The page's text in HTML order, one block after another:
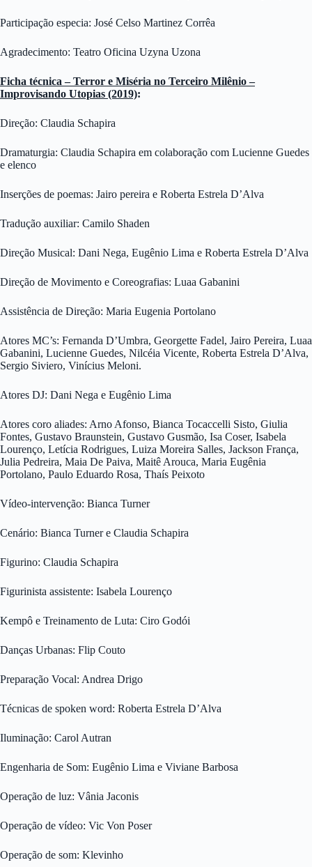
Participação especia: José Celso Martinez Corrêa
Agradecimento: Teatro Oficina Uzyna Uzona
Ficha técnica – Terror e Miséria no Terceiro Milênio –
Improvisando Utopias (2019):
Direção: Claudia Schapira
Dramaturgia: Claudia Schapira em colaboração com Lucienne Guedes
e elenco
Inserções de poemas: Jairo pereira e Roberta Estrela D’Alva
Tradução auxiliar: Camilo Shaden
Direção Musical: Dani Nega, Eugênio Lima e Roberta Estrela D’Alva
Direção de Movimento e Coreografias: Luaa Gabanini
Assistência de Direção: Maria Eugenia Portolano
Atores MC’s: Fernanda D’Umbra, Georgette Fadel, Jairo Pereira, Luaa
Gabanini, Lucienne Guedes, Nilcéia Vicente, Roberta Estrela D’Alva,
Sergio Siviero, Vinícius Meloni.
Atores DJ: Dani Nega e Eugênio Lima
Atores coro aliades: Arno Afonso, Bianca Tocaccelli Sisto, Giulia
Fontes, Gustavo Braunstein, Gustavo Gusmão, Isa Coser, Isabela
Lourenço, Letícia Rodrigues, Luiza Moreira Salles, Jackson França,
Julia Pedreira, Maia De Paiva, Maitê Arouca, Maria Eugênia
Portolano, Paulo Eduardo Rosa, Thaís Peixoto
Vídeo-intervenção: Bianca Turner
Cenário: Bianca Turner e Claudia Schapira
Figurino: Claudia Schapira
Figurinista assistente: Isabela Lourenço
Kempô e Treinamento de Luta: Ciro Godói
Danças Urbanas: Flip Couto
Preparação Vocal: Andrea Drigo
Técnicas de spoken word: Roberta Estrela D’Alva
Iluminação: Carol Autran
Engenharia de Som: Eugênio Lima e Viviane Barbosa
Operação de luz: Vânia Jaconis
Operação de vídeo: Vic Von Poser
Operação de som: Klevinho